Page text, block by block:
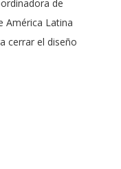
de
América Latina
cerrar el diseño